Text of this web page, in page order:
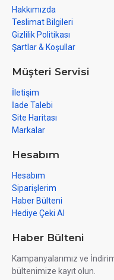
Hakkımızda
Teslimat Bilgileri
Gizlilik Politikası
Şartlar & Koşullar
Müşteri Servisi
İletişim
İade Talebi
Site Haritası
Markalar
Hesabım
Hesabım
Siparişlerim
Haber Bülteni
Hediye Çeki Al
Haber Bülteni
Kampanyalarımız ve
bültenimize kayıt olun.